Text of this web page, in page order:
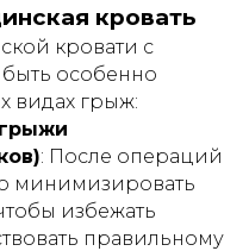
кровать
кровати с
особенно
видах грыж:
: После операций
минимизировать
избежать
правильному